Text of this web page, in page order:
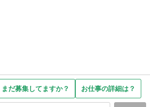
まだ募集してますか？ お仕事の詳細は？